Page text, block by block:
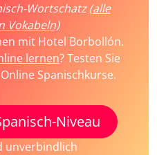
Wortschatz(alle
Vokabeln)
mit Hotel Borbollón.
lernen? Testen Sie
Spanischkurse.
Niveau
unverbindlich